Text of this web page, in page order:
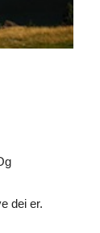
dei er.